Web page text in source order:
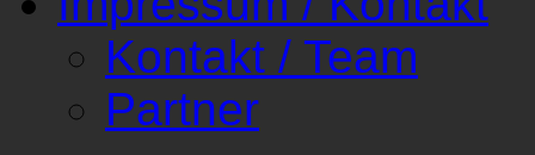
Kontakt / Team
Partner